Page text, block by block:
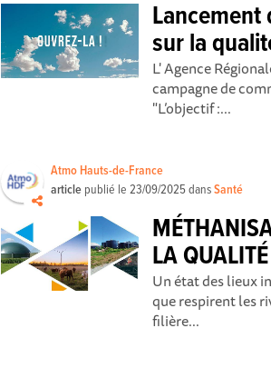
Lancement
sur la
L' Agence
campagne de
"L’objectif :...
Atmo Hauts-de-France
article publié le23/09/2025dansSanté
LA
Un état des lieux
que respirent les
filière...